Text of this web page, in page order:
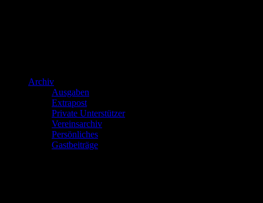
Archiv
Ausgaben
Extrapost
Private Unterstützer
Vereinsarchiv
Persönliches
Gastbeiträge